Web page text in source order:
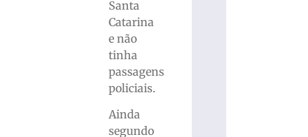
Santa
Catarina
e não
tinha
passagens
policiais.
Ainda
segundo